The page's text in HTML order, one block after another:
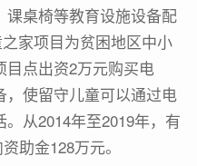
桌椅等教育设施设备配
家项目为贫困地区中小
目点出资2万元购买电
使留守儿童可以通过电
从2014年至2019年，有
助金128万元。